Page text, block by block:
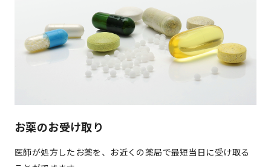
お薬のお受け取り
医師が処方したお薬を、お近くの薬局で最短当日に受け取る